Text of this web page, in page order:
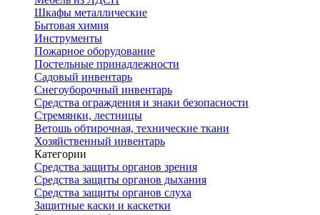
Шкафы металлические
Бытовая химия
Инструменты
Пожарное оборудование
Постельные принадлежности
Садовый инвентарь
Снегоуборочный инвентарь
Средства ограждения и знаки безопасности
Стремянки, лестницы
Ветошь обтирочная, технические ткани
Хозяйственный инвентарь
Категории
Средства защиты органов зрения
Средства защиты органов дыхания
Средства защиты органов слуха
Защитные каски и каскетки